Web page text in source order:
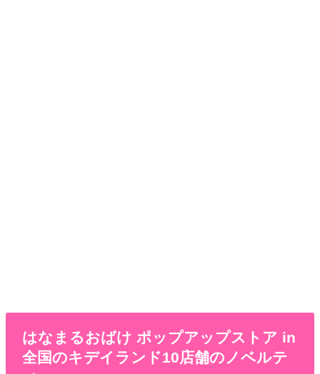
はなまるおばけ ポップアップストア in
全国のキデイランド10店舗のノベルテ